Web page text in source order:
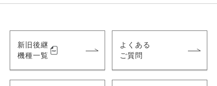
新旧後継
機種一覧
よくある
ご質問